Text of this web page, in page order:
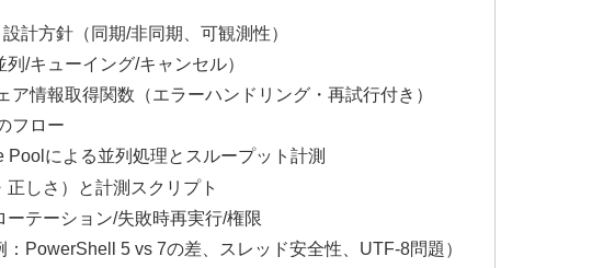
計方針（同期/非同期、可観測性）
列/キューイング/キャンセル）
ア情報取得関数（エラーハンドリング・再試行付き）
フロー
Poolによる並列処理とスループット計測
正しさ）と計測スクリプト
ーテーション/失敗時再実行/権限
：PowerShell 5 vs 7の差、スレッド安全性、UTF-8問題）